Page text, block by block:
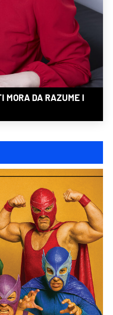
MORA DA RAZUME I